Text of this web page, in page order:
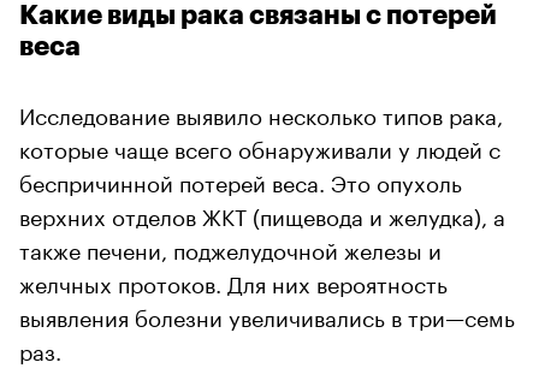
Какие виды рака связаны с потерей
веса
Исследование выявило несколько типов рака,
которые чаще всего обнаруживали у людей с
беспричинной потерей веса. Это опухоль
верхних отделов ЖКТ (пищевода и желудка), а
также печени, поджелудочной железы и
желчных протоков. Для них вероятность
выявления болезни увеличивались в три—семь
раз.